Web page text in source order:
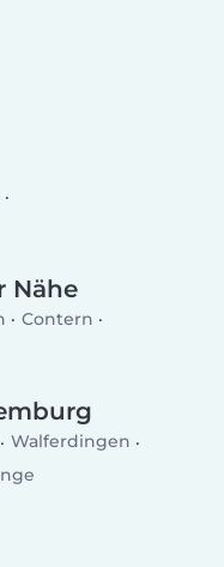
Nähe
Contern
Walferdingen